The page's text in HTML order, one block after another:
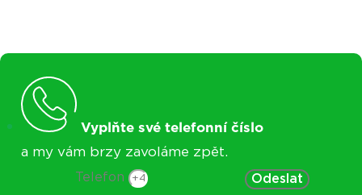
Vyplňte své telefonní číslo
a my vám brzy zavoláme zpět.
Telefon Odeslat